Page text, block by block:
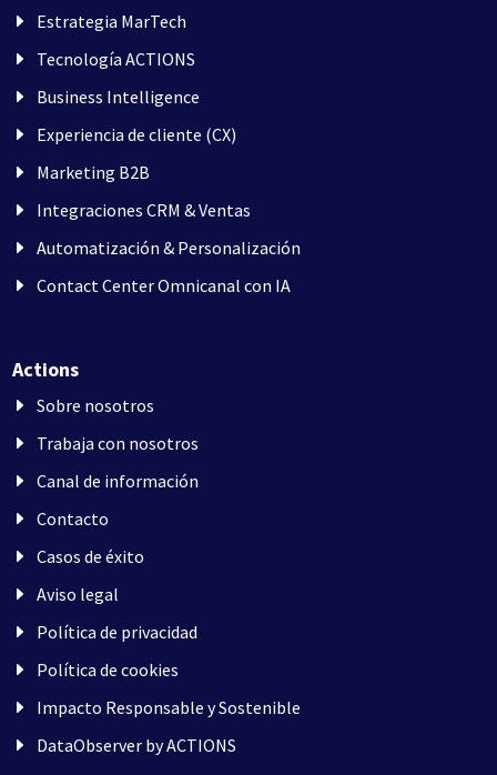
Estrategia MarTech
Tecnología ACTIONS
Business Intelligence
Experiencia de cliente (CX)
Marketing B2B
Integraciones CRM & Ventas
Automatización & Personalización
Contact Center Omnicanal con IA
Actions
Sobre nosotros
Trabaja con nosotros
Canal de información
Contacto
Casos de éxito
Aviso legal
Política de privacidad
Política de cookies
Impacto Responsable y Sostenible
DataObserver by ACTIONS